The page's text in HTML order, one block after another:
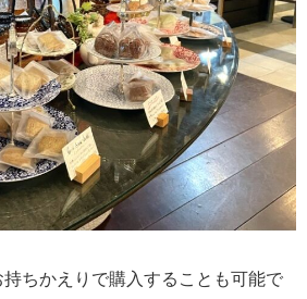
ちかえりで購入することも可能で